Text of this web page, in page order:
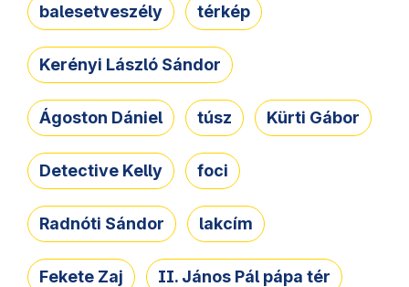
balesetveszély térkép
Kerényi László Sándor
Ágoston Dániel túsz Kürti Gábor
Detective Kelly foci
Radnóti Sándor lakcím
Fekete Zaj II. János Pál pápa tér